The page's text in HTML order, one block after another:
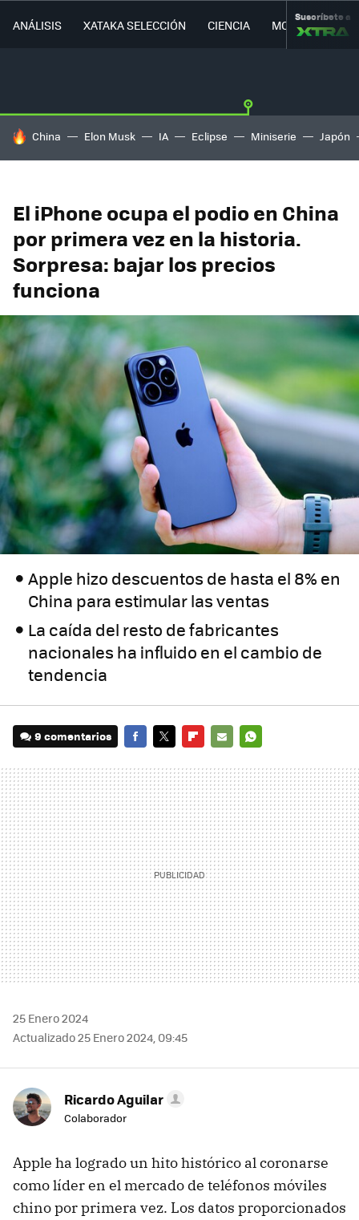
ANÁLISIS XATAKA SELECCIÓN CIENCIA MOVILIDAD
Suscríbete a
HOY SE HABLA DE
China Elon Musk IA Eclipse Miniserie Japón
El iPhone ocupa el podio en China
por primera vez en la historia.
Sorpresa: bajar los precios
funciona
Apple hizo descuentos de hasta el 8% en
China para estimular las ventas
La caída del resto de fabricantes
nacionales ha influido en el cambio de
tendencia
9 comentarios
MAIL
25 Enero 2024
Actualizado 25 Enero 2024, 09:45
Ricardo Aguilar
Colaborador
Apple ha logrado un hito histórico al coronarse
como líder en el mercado de teléfonos móviles
chino por primera vez. Los datos proporcionados